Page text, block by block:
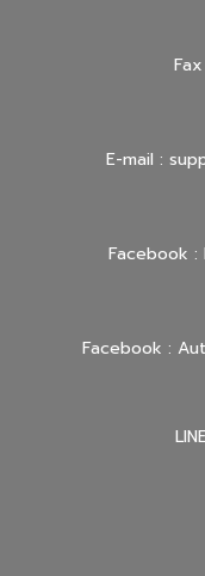
E-mail :
Facebook :
Facebook :